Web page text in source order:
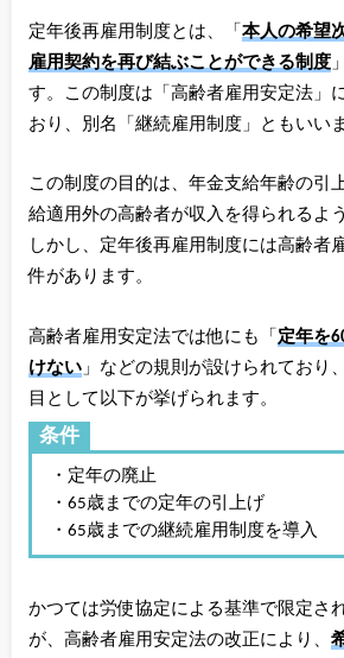
定年後再雇用制度とは、「 本人の希望
雇用契約を再び結ぶことができる制度
す。この制度は「高齢者雇用安定法」
おり、別名「継続雇用制度」ともいいま
この制度の目的は、年金支給年齢の引
給適用外の高齢者が収入を得られるよ
しかし、定年後再雇用制度には高齢者
件があります。
高齢者雇用安定法では他にも「 定年を
けない」などの規則が設けられており
目として以下が挙げられます。
条件
・定年の廃止
・65歳までの定年の引上げ
・65歳までの継続雇用制度を導入
かつては労使協定による基準で限定さ
が、高齢者雇用安定法の改正により、